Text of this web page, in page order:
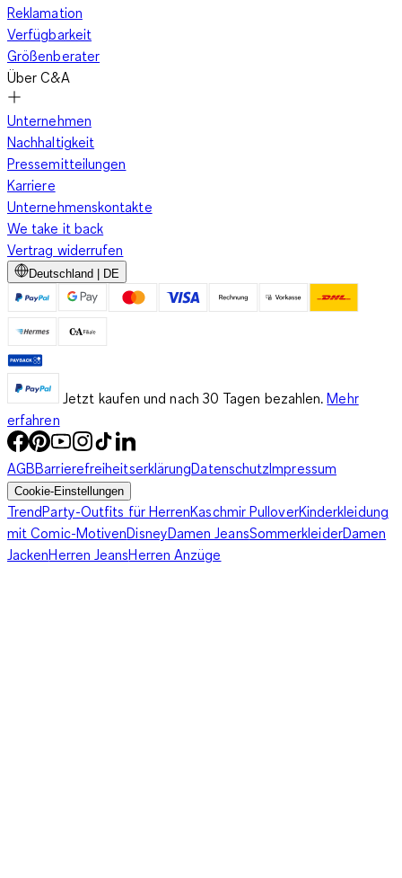
Reklamation
Verfügbarkeit
Größenberater
Über C&A
Unternehmen
Nachhaltigkeit
Pressemitteilungen
Karriere
Unternehmenskontakte
We take it back
Vertrag widerrufen
Deutschland | DE
Jetzt kaufen und nach 30 Tagen bezahlen. Mehr
erfahren
AGBBarrierefreiheitserklärungDatenschutzImpressum
Cookie-Einstellungen
TrendParty-Outfits für HerrenKaschmir PulloverKinderkleidung
mit Comic-MotivenDisneyDamen JeansSommerkleiderDamen
JackenHerren JeansHerren Anzüge